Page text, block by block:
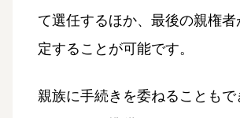
て選任するほか、最後の親権者
定することが可能です。
親族に手続きを委ねることもで